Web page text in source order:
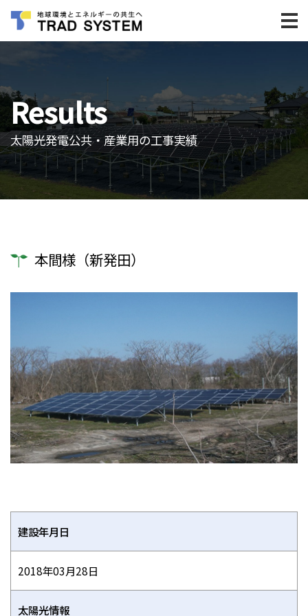
Results
太陽光発電公共・産業用の工事実績
本間様（新発田）
建設年月日
2018年03月28日
太陽光情報